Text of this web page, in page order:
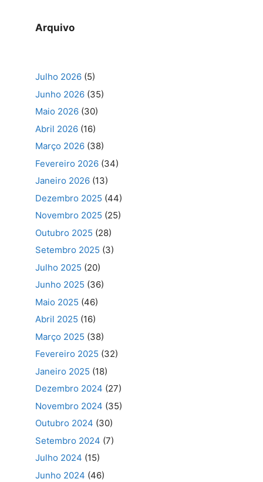
Arquivo
Julho 2026 (5)
Junho 2026 (35)
Maio 2026 (30)
Abril 2026 (16)
Março 2026 (38)
Fevereiro 2026 (34)
Janeiro 2026 (13)
Dezembro 2025 (44)
Novembro 2025 (25)
Outubro 2025 (28)
Setembro 2025 (3)
Julho 2025 (20)
Junho 2025 (36)
Maio 2025 (46)
Abril 2025 (16)
Março 2025 (38)
Fevereiro 2025 (32)
Janeiro 2025 (18)
Dezembro 2024 (27)
Novembro 2024 (35)
Outubro 2024 (30)
Setembro 2024 (7)
Julho 2024 (15)
Junho 2024 (46)